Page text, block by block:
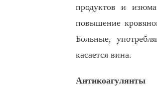
продуктов и
повышение
Больные,
касается вина.
Антикоагулянты